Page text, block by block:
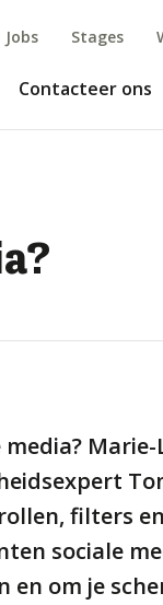
Contacteer ons
Jobs Stages
Marie-
filters en
sociale
en om je